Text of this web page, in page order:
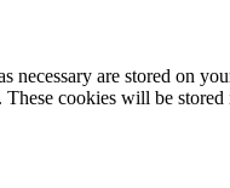
are stored on
These cookies will be